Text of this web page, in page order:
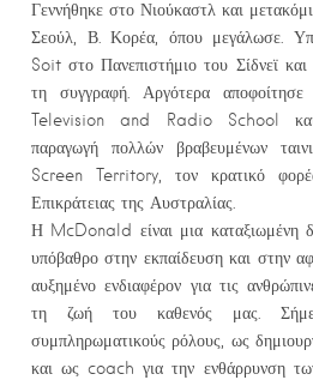
Γεννήθηκε στο Νιούκαστλ και
Σεούλ, Β. Κορέα, όπου μεγάλωσε.
Soit στο Πανεπιστήμιο του Σίδνεϊ και
τη συγγραφή. Αργότερα
Television and Radio School και
παραγωγή πολλών βραβευμένων
Screen Territory, τον κρατικό
Επικράτειας της Αυστραλίας.
Η McDonald είναι μια καταξιωμένη
υπόβαθρο στην εκπαίδευση και στην
αυξημένο ενδιαφέρον για τις
τη ζωή του καθενός μας.
συμπληρωματικούς ρόλους, ως
και ως coach για την ενθάρρυνση